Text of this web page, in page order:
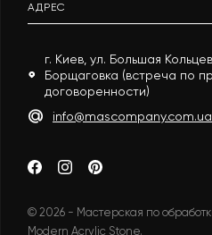
АДРЕС
г. Киев, ул. Большая
Борщаговка (встреча по
договоренности)
info@mascompany.com.ua
© 2026 - Мастерская по
Modern Acrylic Stone.